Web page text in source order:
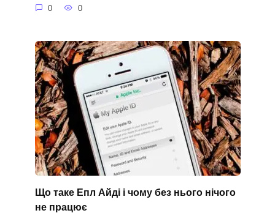
0 0
Що таке Епл Айді і чому без нього нічого
не працює